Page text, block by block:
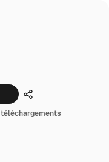
Partager
téléchargements